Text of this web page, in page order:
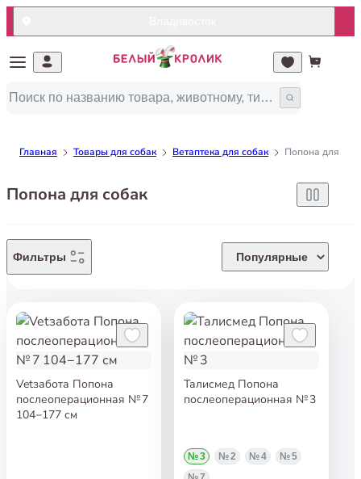
Главная Товары для собак Ветаптека для собак Попона для
Попона для собак
Фильтры Популярные
Vetзабота Попона
послеоперационная № 7
104−177 см
Талисмед Попона
послеоперационная № 3
№ 3 № 2 № 4
№ 5